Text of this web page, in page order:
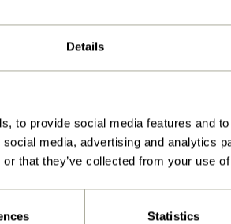
Details
to provide social media features and
media, advertising and analytics
that they’ve collected from your use
Statistics
2.520
Tuch
Nein
Nein